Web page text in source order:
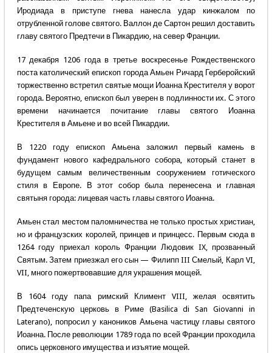
Иродиада в приступе гнева нанесла удар кинжалом по
отрубленной голове святого. Валлон де Сартон решил доставить
главу святого Предтечи в Пикардию, на север Франции.
17 декабря 1206 года в третье воскресенье Рождественского
поста католический епископ города Амьен Ричард Герберойский
торжественно встретил святые мощи Иоанна Крестителя у ворот
города. Вероятно, епископ был уверен в подлинности их. С этого
времени начинается почитание главы святого Иоанна
Крестителя в Амьене и во всей Пикардии.
В 1220 году епископ Амьена заложил первый камень в
фундамент нового кафедрального собора, который станет в
будущем самым величественным сооружением готического
стиля в Европе. В этот собор была перенесена и главная
святыня города: лицевая часть главы святого Иоанна.
Амьен стал местом паломничества не только простых христиан,
но и французских королей, принцев и принцесс. Первым сюда в
1264 году приехал король Франции Людовик IX, прозванный
Святым. Затем приезжал его сын — Филипп III Смелый, Карл VI,
VII, много пожертвовавшие для украшения мощей.
В 1604 году папа римский Климент VIII, желая освятить
Предтеченскую церковь в Риме (Basilica di San Giovanni in
Laterano), попросил у каноников Амьена частицу главы святого
Иоанна. После революции 1789 года по всей Франции проходила
опись церковного имущества и изъятие мощей.